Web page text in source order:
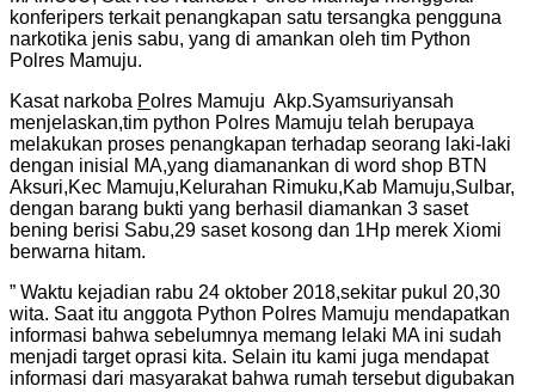
konferipers terkait penangkapan satu tersangka pengguna
narkotika jenis sabu, yang di amankan oleh tim Python
Polres Mamuju.
Kasat narkoba Polres Mamuju Akp.Syamsuriyansah
menjelaskan,tim python Polres Mamuju telah berupaya
melakukan proses penangkapan terhadap seorang laki-laki
dengan inisial MA,yang diamanankan di word shop BTN
Aksuri,Kec Mamuju,Kelurahan Rimuku,Kab Mamuju,Sulbar,
dengan barang bukti yang berhasil diamankan 3 saset
bening berisi Sabu,29 saset kosong dan 1Hp merek Xiomi
berwarna hitam.
” Waktu kejadian rabu 24 oktober 2018,sekitar pukul 20,30
wita. Saat itu anggota Python Polres Mamuju mendapatkan
informasi bahwa sebelumnya memang lelaki MA ini sudah
menjadi target oprasi kita. Selain itu kami juga mendapat
informasi dari masyarakat bahwa rumah tersebut digubakan